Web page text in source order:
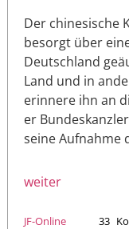
Der chinesische
besorgt über
Deutschland
Land und in
erinnere ihn an
er
seine Aufnahme
weiter
JF-Online 33